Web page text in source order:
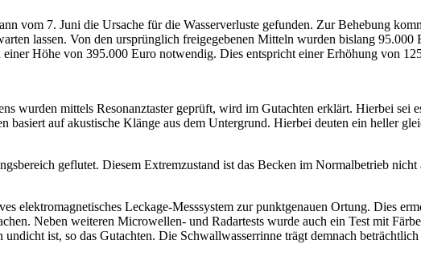
vom 7. Juni die Ursache für die Wasserverluste gefunden. Zur Behebung
lassen. Von den ursprünglich freigegebenen Mitteln wurden bislang
Höhe von 395.000 Euro notwendig. Dies entspricht einer Erhöhung von
wurden mittels Resonanztaster geprüft, wird im Gutachten erklärt. Hierbei sei
basiert auf akustische Klänge aus dem Untergrund. Hierbei deuten ein heller
geflutet. Diesem Extremzustand ist das Becken im Normalbetrieb nicht
elektromagnetisches Leckage-Messsystem zur punktgenauen Ortung. Dies
Neben weiteren Microwellen- und Radartests wurde auch ein Test mit
ist, so das Gutachten. Die Schwallwasserrinne trägt demnach